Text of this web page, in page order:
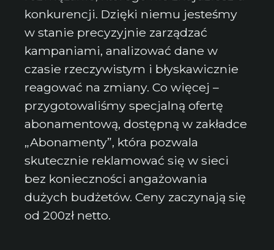
konkurencji. Dzięki niemu jesteśmy
w stanie precyzyjnie zarządzać
kampaniami, analizować dane w
czasie rzeczywistym i błyskawicznie
reagować na zmiany. Co więcej –
przygotowaliśmy specjalną ofertę
abonamentową, dostępną w zakładce
„Abonamenty”, która pozwala
skutecznie reklamować się w sieci
bez konieczności angażowania
dużych budżetów. Ceny zaczynają się
od 200zł netto.